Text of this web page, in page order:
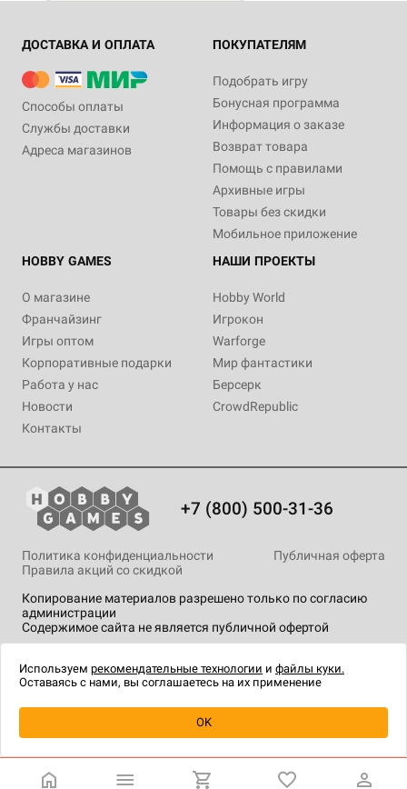
Уведомить о наличии
ДОСТАВКА И ОПЛАТА
Способы оплаты
Службы доставки
Адреса магазинов
ПОКУПАТЕЛЯМ
Подобрать игру
Бонусная программа
Информация о заказе
Возврат товара
Помощь с правилами
Архивные игры
Товары без скидки
Мобильное приложение
HOBBY GAMES
О магазине
Франчайзинг
Игры оптом
Корпоративные подарки
Работа у нас
Новости
Контакты
НАШИ ПРОЕКТЫ
Hobby World
Игрокон
Warforge
Мир фантастики
Берсерк
CrowdRepublic
+7 (800) 500-31-36
Копирование материалов разрешено только по согласию
администрации
Содержимое сайта не является публичной офертой
Политика конфиденциальности
Публичная оферта
Правила акций со скидкой
технологии.
Используем рекомендательные технологии и файлы куки.
Оставаясь с нами, вы соглашаетесь на их применение
OK